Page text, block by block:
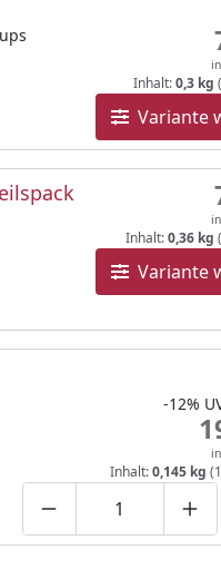
Variante
Inhalt:0,3 kg
Variante
Inhalt:0,36 kg
Produktmenge um
-12%
Inhalt:0,145 kg